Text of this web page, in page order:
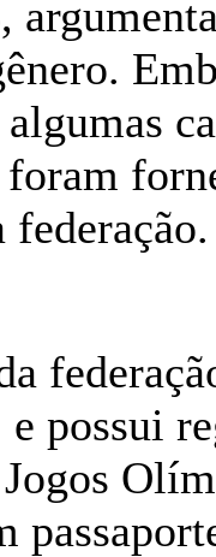
federação.
possui